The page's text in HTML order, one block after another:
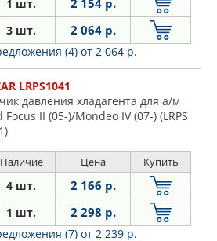
1 шт. 2 154 р.
3 шт. 2 064 р.
(4) от 2 064 р.
LRPS1041
давления хладагента для а/м
Focus II (05-)/Mondeo IV (07-) (LRPS
Наличие Цена Купить
4 шт. 2 166 р.
1 шт. 2 298 р.
(7) от 2 239 р.